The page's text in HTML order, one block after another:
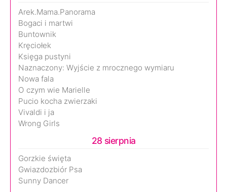
Arek.Mama.Panorama
Bogaci i martwi
Buntownik
Kręciołek
Księga pustyni
Naznaczony: Wyjście z mrocznego wymiaru
Nowa fala
O czym wie Marielle
Pucio kocha zwierzaki
Vivaldi i ja
Wrong Girls
28 sierpnia
Gorzkie święta
Gwiazdozbiór Psa
Sunny Dancer